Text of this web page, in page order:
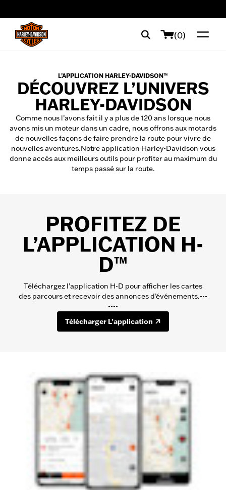
(0)
L’APPLICATION HARLEY-DAVIDSON™
DÉCOUVREZ L’UNIVERS
HARLEY-DAVIDSON
Comme nous l’avons fait il y a plus de 120 ans lorsque nous
avons mis un moteur dans un cadre, nous offrons aux motards
de nouvelles façons de faire prendre la route pour vivre de
nouvelles aventures.Notre application Harley-Davidson vous
donne accès aux meilleurs outils pour profiter au maximum du
temps passé sur la route.
PROFITEZ DE
L’APPLICATION H-
D™
Téléchargez l’application H-D pour afficher les cartes
des parcours et recevoir des annonces d’événements.---
----
Télécharger L’application